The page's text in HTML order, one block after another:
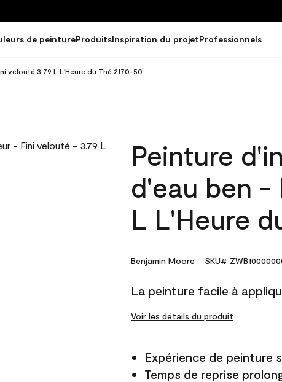
de peintureProduitsInspiration du projetProfessionnels
velouté 3.79 L L'Heure du Thé 2170-50
Peinture
d'eau ben -
L L'Heure
Benjamin Moore SKU#
La peinture facile à
Voir les détails du produit
Expérience de peinture
Temps de reprise